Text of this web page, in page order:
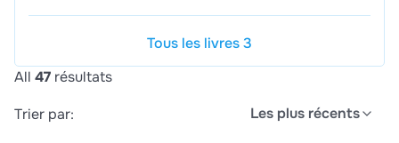
Tous les livres 3
All 47 résultats
Trier par:
Les plus récents